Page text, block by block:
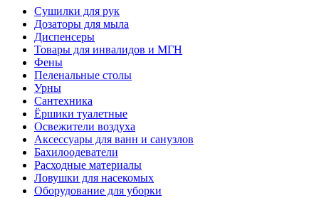
Сушилки для рук
Дозаторы для мыла
Диспенсеры
Товары для инвалидов и МГН
Фены
Пеленальные столы
Урны
Сантехника
Ёршики туалетные
Освежители воздуха
Аксессуары для ванн и санузлов
Бахилоодеватели
Расходные материалы
Ловушки для насекомых
Оборудование для уборки